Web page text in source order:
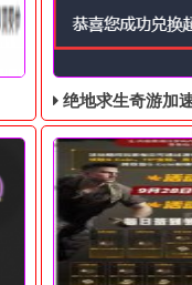
绝地求生奇游加速器免